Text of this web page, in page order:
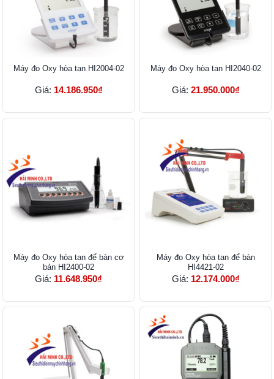
Máy đo Oxy hòa tan HI2004-02
Giá: 14.186.950₫
Máy đo Oxy hòa tan HI2040-02
Giá: 21.950.000₫
Máy đo Oxy hòa tan để bàn cơ
bản HI2400-02
Giá: 11.648.950₫
Máy đo Oxy hòa tan để bàn
HI4421-02
Giá: 12.174.000₫